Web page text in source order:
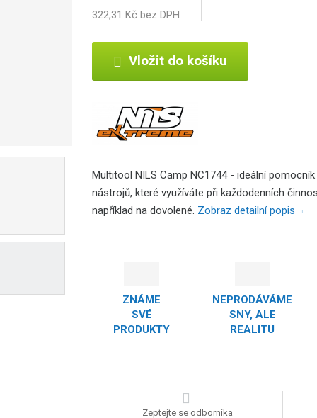
322,31 Kč bez DPH
Vložit do košíku
Multitool NILS Camp NC1744 - ideální
nástrojů, které využíváte při každodenních
například na dovolené. Zobraz detailní popis
ZNÁME
SVÉ
PRODUKTY
NEPRODÁVÁME
SNY, ALE
REALITU
Zeptejte se odborníka